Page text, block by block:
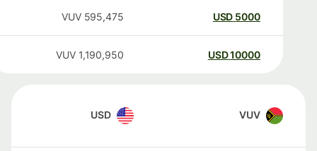
5000
USD
595,475
VUV
10000
USD
1,190,950
VUV
VUV
USD